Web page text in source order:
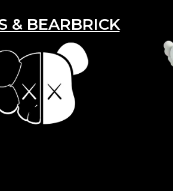
& BEARBRICK